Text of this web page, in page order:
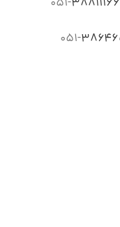
۳۸۸۱۱۱۶۶-۰۵۱
-۰۵۱